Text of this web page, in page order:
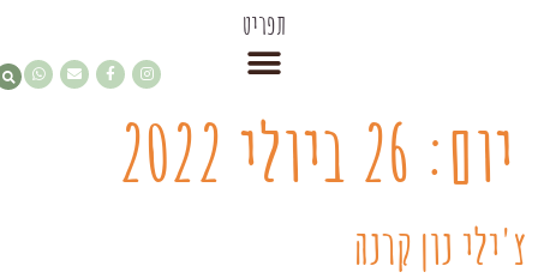
תפריט
יום: 26 ביולי 2022
צ'ילי נון קרנה